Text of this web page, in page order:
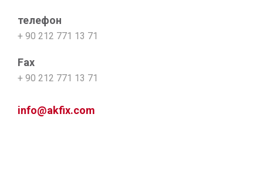
телефон
+ 90 212 771 13 71
Fax
+ 90 212 771 13 71
info@akfix.com